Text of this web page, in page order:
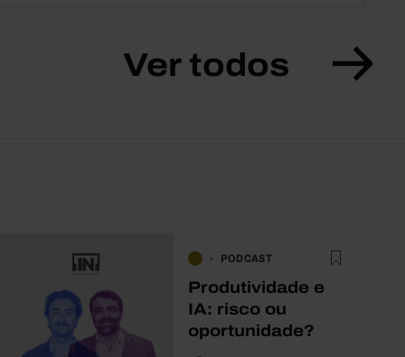
Ver todos
PODCAST
Produtividade e
IA: risco ou
oportunidade?